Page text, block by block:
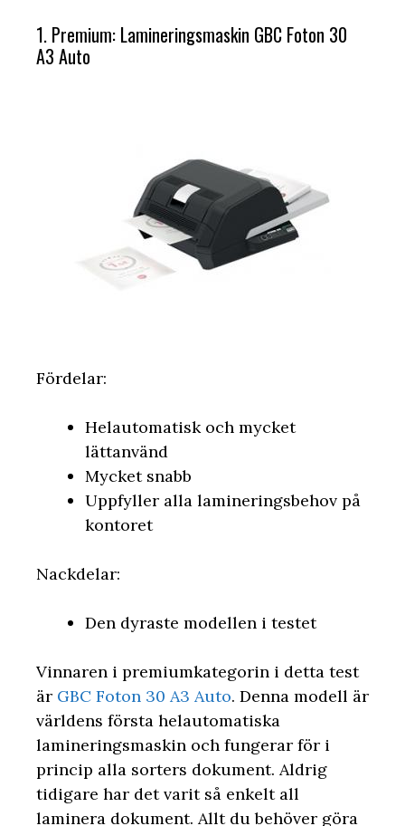
1. Premium: Lamineringsmaskin GBC Foton 30
A3 Auto
Fördelar:
Helautomatisk och mycket
lättanvänd
Mycket snabb
Uppfyller alla lamineringsbehov på
kontoret
Nackdelar:
Den dyraste modellen i testet
Vinnaren i premiumkategorin i detta test
är GBC Foton 30 A3 Auto. Denna modell är
världens första helautomatiska
lamineringsmaskin och fungerar för i
princip alla sorters dokument. Aldrig
tidigare har det varit så enkelt all
laminera dokument. Allt du behöver göra